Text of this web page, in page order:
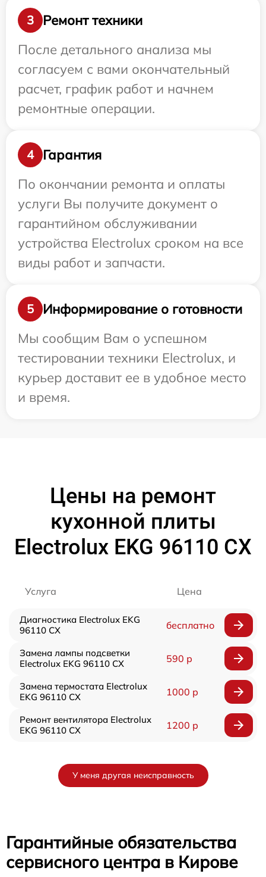
3
Ремонт техники
После детального анализа мы
согласуем с вами окончательный
расчет, график работ и начнем
ремонтные операции.
4
Гарантия
По окончании ремонта и оплаты
услуги Вы получите документ о
гарантийном обслуживании
устройства Electrolux сроком на все
виды работ и запчасти.
5
Информирование о готовности
Мы сообщим Вам о успешном
тестировании техники Electrolux, и
курьер доставит ее в удобное место
и время.
Цены на ремонт
кухонной плиты
Electrolux EKG 96110 CX
Услуга Цена
Диагностика Electrolux EKG
96110 CX
бесплатно
Замена лампы подсветки
Electrolux EKG 96110 CX
590 р
Замена термостата Electrolux
EKG 96110 CX
1000 р
Ремонт вентилятора Electrolux
EKG 96110 CX
1200 р
У меня другая неисправность
Гарантийные обязательства
сервисного центра в Кирове